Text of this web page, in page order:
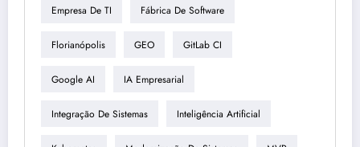
Empresa De TI Fábrica De Software
Florianópolis GEO GitLab CI
Google AI IA Empresarial
Integração De Sistemas Inteligência Artificial